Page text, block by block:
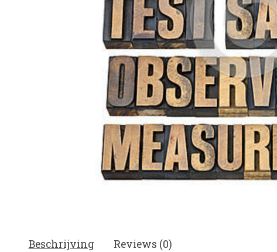
Beschrijving Reviews (0)